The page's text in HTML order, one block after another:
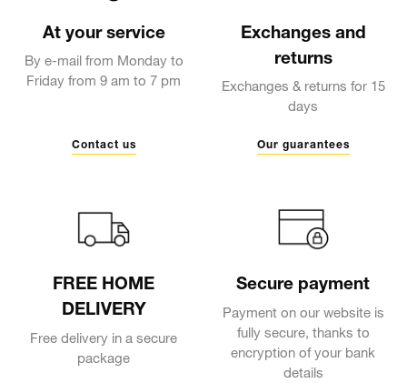
At your service
By e-mail from Monday to
Friday from 9 am to 7 pm
Contact us
Exchanges and
returns
Exchanges & returns for 15
days
Our guarantees
FREE HOME
DELIVERY
Free delivery in a secure
package
Secure payment
Payment on our website is
fully secure, thanks to
encryption of your bank
details